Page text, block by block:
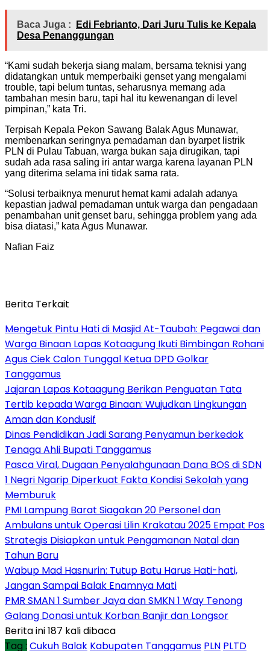
Baca Juga :
Edi Febrianto, Dari Juru Tulis ke Kepala
Desa Penanggungan
“Kami sudah bekerja siang malam, bersama teknisi yang
didatangkan untuk memperbaiki genset yang mengalami
trouble, tapi belum tuntas, seharusnya memang ada
tambahan mesin baru, tapi hal itu kewenangan di level
pimpinan,” kata Tri.
Terpisah Kepala Pekon Sawang Balak Agus Munawar,
membenarkan seringnya pemadaman dan byarpet listrik
PLN di Pulau Tabuan, warga bukan saja dirugikan, tapi
sudah ada rasa saling iri antar warga karena layanan PLN
yang diterima selama ini tidak sama rata.
“Solusi terbaiknya menurut hemat kami adalah adanya
kepastian jadwal pemadaman untuk warga dan pengadaan
penambahan unit genset baru, sehingga problem yang ada
bisa diatasi,” kata Agus Munawar.
Nafian Faiz
Berita Terkait
Mengetuk Pintu Hati di Masjid At-Taubah: Pegawai dan
Warga Binaan Lapas Kotaagung Ikuti Bimbingan Rohani
Agus Ciek Calon Tunggal Ketua DPD Golkar
Tanggamus
Jajaran Lapas Kotaagung Berikan Penguatan Tata
Tertib kepada Warga Binaan: Wujudkan Lingkungan
Aman dan Kondusif
Dinas Pendidikan Jadi Sarang Penyamun berkedok
Tenaga Ahli Bupati Tanggamus
Pasca Viral, Dugaan Penyalahgunaan Dana BOS di SDN
1 Negri Ngarip Diperkuat Fakta Kondisi Sekolah yang
Memburuk
PMI Lampung Barat Siagakan 20 Personel dan
Ambulans untuk Operasi Lilin Krakatau 2025 Empat Pos
Strategis Disiapkan untuk Pengamanan Natal dan
Tahun Baru
Wabup Mad Hasnurin: Tutup Batu Harus Hati-hati,
Jangan Sampai Balak Enamnya Mati
PMR SMAN 1 Sumber Jaya dan SMKN 1 Way Tenong
Galang Donasi untuk Korban Banjir dan Longsor
Berita ini 187 kali dibaca
Tag : Cukuh Balak Kabupaten Tanggamus PLN PLTD